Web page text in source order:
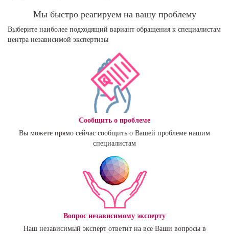
Мы быстро реагируем на вашу проблему
Выберите наиболее подходящий вариант обращения к специалистам
центра независимой экспертизы
Сообщить о проблеме
Вы можете прямо сейчас сообщить о Вашей проблеме нашим
специалистам
Вопрос независимому эксперту
Наш независимый эксперт ответит на все Ваши вопросы в